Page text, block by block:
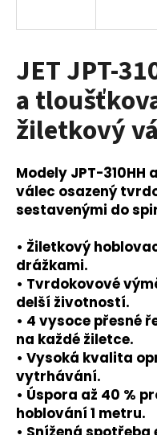
JET JPT-
a
žiletkový
Modely JPT-310HH
válec osazený
sestavenými do
• Žiletkový
drážkami.
• Tvrdokovové
delší životností.
• 4 vysoce přesné
na každé žiletce.
• Vysoká kvalita
vytrhávání.
• Úspora až 40 %
hoblování 1 metru.
t
?
D
o
p
o
r
u
č
u
j
e